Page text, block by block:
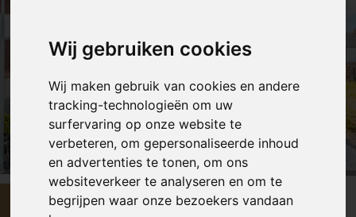
Wij gebruiken cookies
Wij maken gebruik van cookies en andere
tracking-technologieën om uw
surfervaring op onze website te
verbeteren, om gepersonaliseerde inhoud
en advertenties te tonen, om ons
websiteverkeer te analyseren en om te
begrijpen waar onze bezoekers vandaan
Alle fotos
€ 645 000